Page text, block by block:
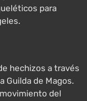
para
hechizos a través
Guilda de Magos.
del